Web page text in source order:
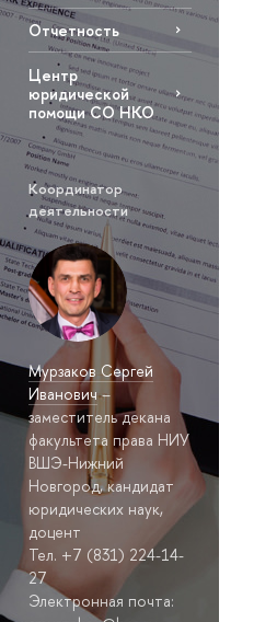
Отчетность
Центр
юридической
помощи СО НКО
Координатор
деятельности
Мурзаков Сергей
Иванович–
заместитель декана
факультета права НИУ
ВШЭ-Нижний
Новгород, кандидат
юридических наук,
доцент
Тел. +7 (831) 224-14-
27
Электронная почта: